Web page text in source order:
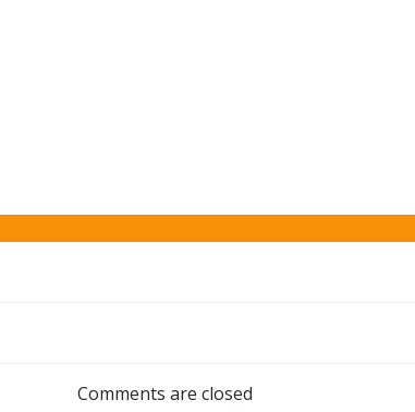
по
Comments are closed